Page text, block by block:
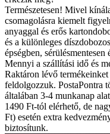
Természetesen! Mivel
csomagolásra kiemelt
anyaggal és erős
és a különleges
épségben,
Mennyi a szállítási idő és
Raktáron lévő
feldolgozzuk. PostaPontra
általában 3-4 munkanap
1490 Ft-tól elérhető, de
Ft) esetén extra
biztosítunk.